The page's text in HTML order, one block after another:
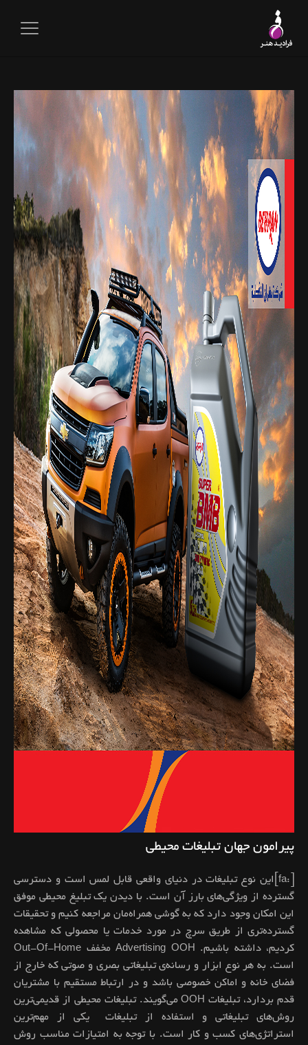
پیرامون جهان تبلیغات محیطی
[:fa]این نوع تبلیغات در دنیای واقعی قابل لمس است و دسترسی
گسترده از ویژگی‌های بارز آن است. با دیدن یک تبلیغ محیطی موفق
این امکان وجود دارد که به گوشی همراه‌مان مراجعه کنیم و تحقیقات
گسترده‌تری از طریق سرچ در مورد خدمات یا محصولی که مشاهده
کردیم، داشته باشیم. Advertising OOH مخفف Out-Of-Home
است. به هر نوع ابزار و رسانه‌ی تبلیغاتی بصری و صوتی که خارج از
فضای خانه و اماکن خصوصی باشد و در ارتباط مستقیم با مشتریان
قدم بردارد، تبلیغات OOH می‌گویند. تبلیغات محیطی از قدیمی‌ترین
روش‌های تبلیغاتی و استفاده از تبلیغات یکی از مهم‌ترین
استراتژی‌های کسب و کار است. با توجه به امتیازات مناسب روش